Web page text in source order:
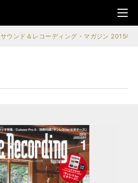
メニ
ュ
サウンド＆レコーディング・マガジン 2015年1